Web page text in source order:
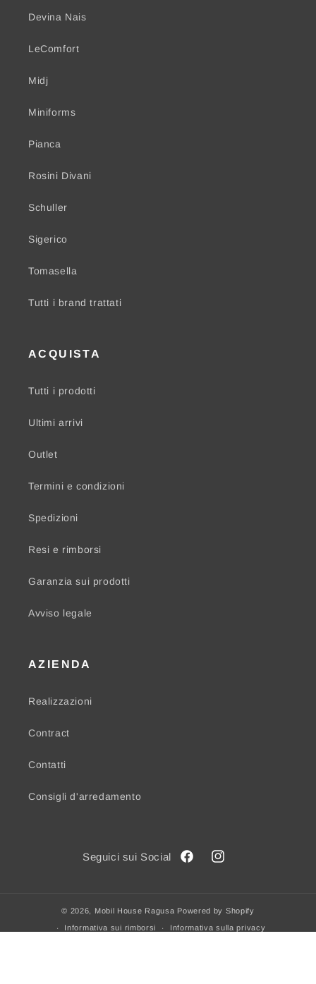
Devina Nais
LeComfort
Midj
Miniforms
Pianca
Rosini Divani
Schuller
Sigerico
Tomasella
Tutti i brand trattati
ACQUISTA
Tutti i prodotti
Ultimi arrivi
Outlet
Termini e condizioni
Spedizioni
Resi e rimborsi
Garanzia sui prodotti
Avviso legale
AZIENDA
Realizzazioni
Contract
Contatti
Consigli d'arredamento
FacebookInstagram
© 2026, Mobil House Ragusa Powered by Shopify
Informativa sui rimborsi
Informativa sulla privacy